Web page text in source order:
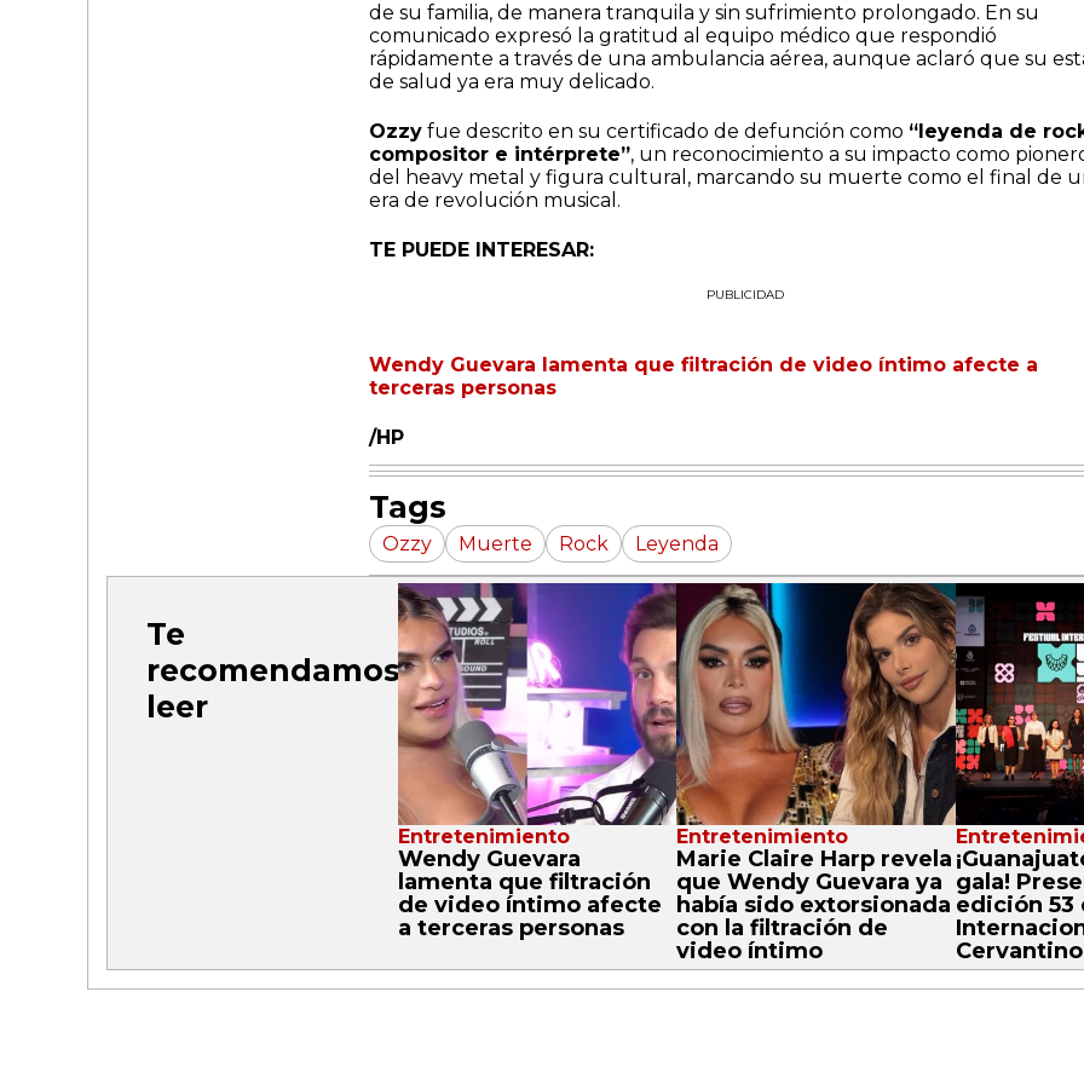
de su familia, de manera tranquila y sin sufrimiento prolongado. En su
comunicado expresó la gratitud al equipo médico que respondió
rápidamente a través de una ambulancia aérea, aunque aclaró que su
de salud ya era muy delicado.
Ozzy fue descrito en su certificado de defunción como “leyenda de
compositor e intérprete”, un reconocimiento a su impacto como
del heavy metal y figura cultural, marcando su muerte como el final de
era de revolución musical.
TE PUEDE INTERESAR:
PUBLICIDAD
Wendy Guevara lamenta que filtración de video íntimo afecte a
terceras personas
/HP
Tags
Ozzy Muerte Rock Leyenda
Te
recomendamos
leer
Entretenimiento
Wendy Guevara
lamenta que filtración
de video íntimo afecte
a terceras personas
Entretenimiento
Marie Claire Harp revela
que Wendy Guevara ya
había sido extorsionada
con la filtración de
video íntimo
gala!
edición 53
Cervantino